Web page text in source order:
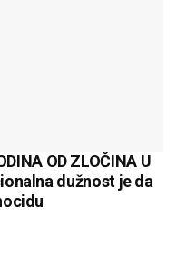
OD ZLOČINA U
dužnost je da